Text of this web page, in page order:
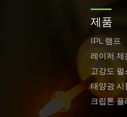
제품
IPL 램프
레이저 제
고강도 펄
태양광 시
크립톤 플